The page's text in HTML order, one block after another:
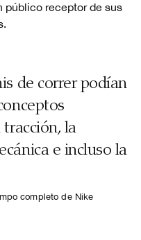
público receptor de sus
de correr podían
tracción, la
e incluso la
completo de Nike